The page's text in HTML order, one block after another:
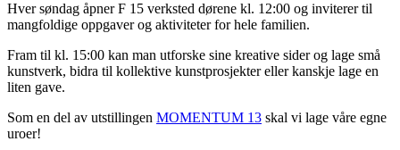
Hver søndag åpner F 15 verksted dørene kl. 12:00 og inviterer til
mangfoldige oppgaver og aktiviteter for hele familien.
Fram til kl. 15:00 kan man utforske sine kreative sider og lage små
kunstverk, bidra til kollektive kunstprosjekter eller kanskje lage en
liten gave.
Som en del av utstillingen MOMENTUM 13 skal vi lage våre egne
uroer!